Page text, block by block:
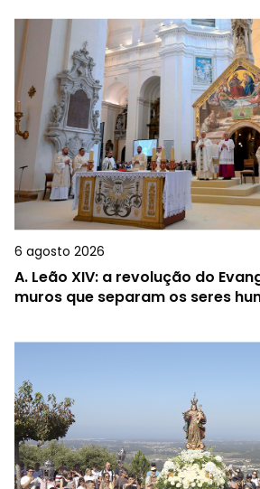
6 agosto 2026
A. Leão XIV: a revolução do
muros que separam os seres